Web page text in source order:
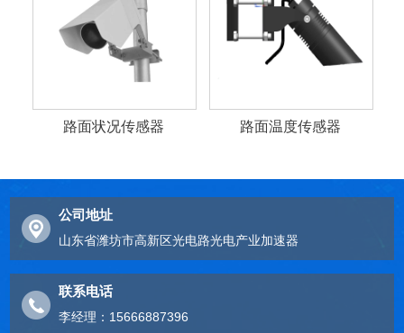
路面状况传感器 路面温度传感器
公司地址
山东省潍坊市高新区光电路光电产业加速器
联系电话
李经理：15666887396